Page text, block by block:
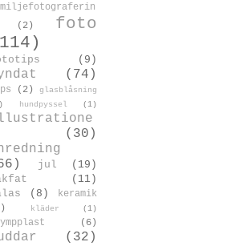
(2)
foto
(9)
(74)
(2)
glasblåsning
hundpyssel (1)
(30)
jul
(19)
(11)
(8)
keramik
kläder (1)
(6)
(32)